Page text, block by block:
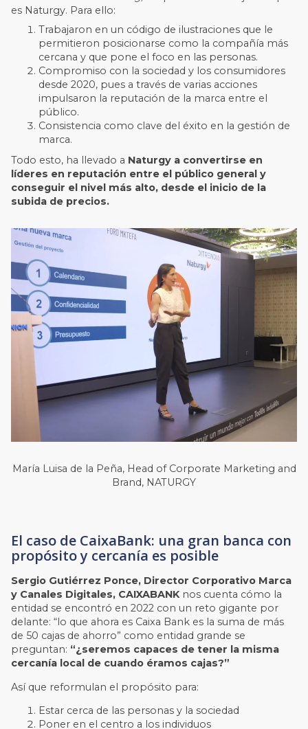
es Naturgy. Para ello:
Trabajaron en un código de ilustraciones que le
permitieron posicionarse como la compañía más
cercana y que pone el foco en las personas.
Compromiso con la sociedad y los consumidores
desde 2020, pues a través de varias acciones
impulsaron la reputación de la marca entre el
público.
Consistencia como clave del éxito en la gestión de
marca.
Todo esto, ha llevado a Naturgy a convertirse en
líderes en reputación entre el público general y
conseguir el nivel más alto, desde el inicio de la
subida de precios.
María Luisa de la Peña, Head of Corporate Marketing and
Brand, NATURGY
El caso de CaixaBank: una gran banca con
propósito y cercanía es posible
Sergio Gutiérrez Ponce, Director Corporativo Marca
y Canales Digitales, CAIXABANK nos cuenta cómo la
entidad se encontró en 2022 con un reto gigante por
delante: “lo que ahora es Caixa Bank es la suma de más
de 50 cajas de ahorro” como entidad grande se
preguntan: “¿seremos capaces de tener la misma
cercanía local de cuando éramos cajas?”
Así que reformulan el propósito para:
Estar cerca de las personas y la sociedad
Poner en el centro a los individuos